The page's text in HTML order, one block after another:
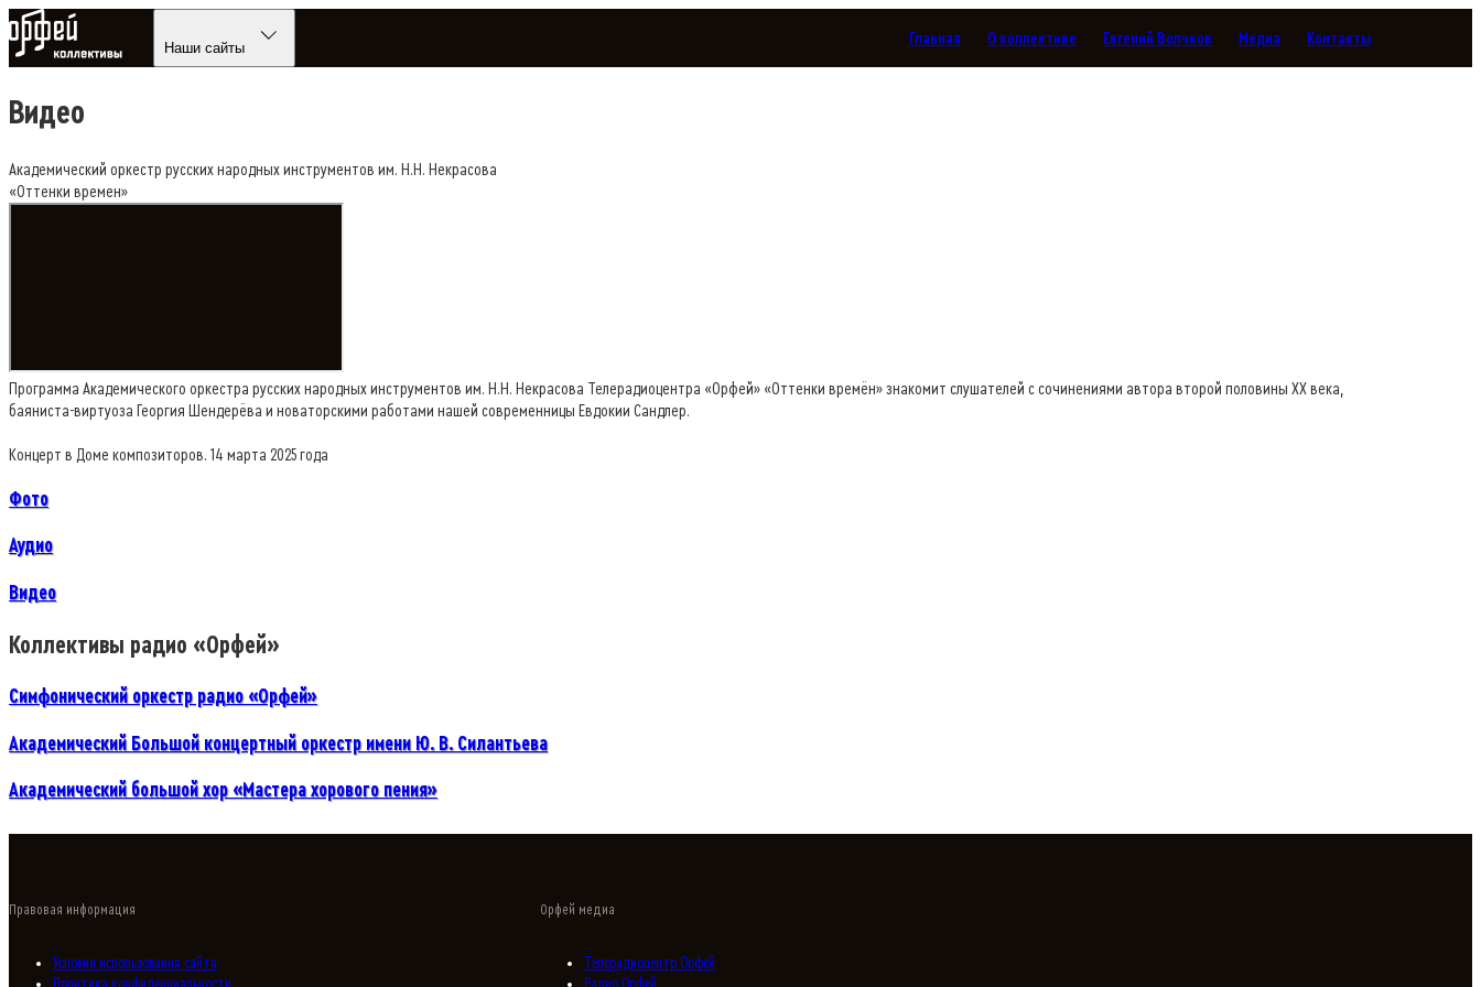
Коллективы Орфей
Наши сайты
Главная О коллективе Евгений Волчков Медиа Контакты
Видео
Академический оркестр русских народных инструментов им. Н.Н. Некрасова
«Оттенки времен»
Программа Академического оркестра русских народных инструментов им. Н.Н. Некрасова Телерадиоцентра «Орфей» «Оттенки времён» знакомит слушателей с сочинениями автора второй половины XX века,
баяниста-виртуоза Георгия Шендерёва и новаторскими работами нашей современницы Евдокии Сандлер.
Концерт в Доме композиторов. 14 марта 2025 года
Фото
Аудио
Видео
Коллективы радио «Opфей»
Симфонический оркестр paдиo «Opфей»
Академический Большой концертный оркестр имени Ю. В. Силантьева
Академический большой хор «Мастера хорового пения»
Орфей медиа
Телерадиоцентр Орфей
Правовая информация
Условия использования сайта